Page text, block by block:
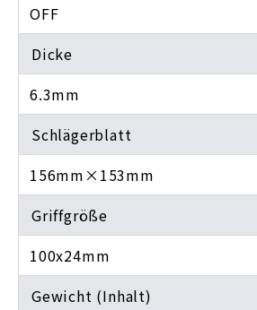
OFF
Dicke
6.3mm
Schlägerblatt
156mm×153mm
Griffgröße
100x24mm
Gewicht (Inhalt)